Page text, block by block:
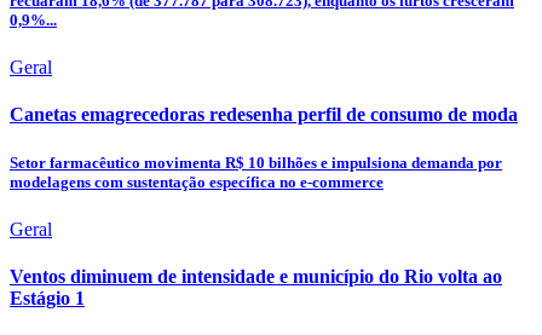
0,9%...
Geral
Canetas emagrecedoras redesenha perfil de consumo de moda
Setor farmacêutico movimenta R$ 10 bilhões e impulsiona demanda por
modelagens com sustentação específica no e-commerce
Geral
Ventos diminuem de intensidade e município do Rio volta ao
Estágio 1